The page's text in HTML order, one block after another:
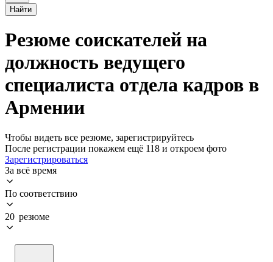
Найти
Резюме соискателей на
должность ведущего
специалиста отдела кадров в
Армении
Чтобы видеть все резюме, зарегистрируйтесь
После регистрации покажем ещё 118 и откроем фото
Зарегистрироваться
За всё время
По соответствию
20 резюме